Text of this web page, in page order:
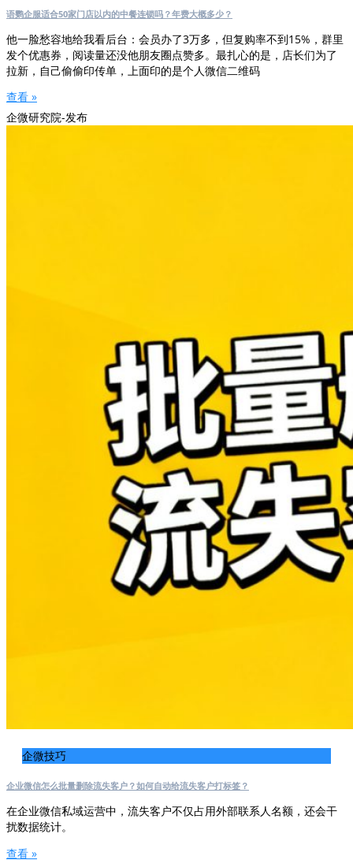
语鹦企服适合50家门店以内的中餐连锁吗？年费大概多少？
他一脸愁容地给我看后台：会员办了3万多，但复购率不到15%，群里
发个优惠券，阅读量还没他朋友圈点赞多。最扎心的是，店长们为了
拉新，自己偷偷印传单，上面印的是个人微信二维码
查看 »
企微研究院-发布
企微技巧
企业微信怎么批量删除流失客户？如何自动给流失客户打标签？
在企业微信私域运营中，流失客户不仅占用外部联系人名额，还会干
扰数据统计。
查看 »